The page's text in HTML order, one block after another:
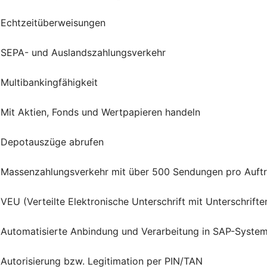
Echtzeitüberweisungen
SEPA- und Auslandszahlungsverkehr
Multibankingfähigkeit
Mit Aktien, Fonds und Wertpapieren handeln
Depotauszüge abrufen
Massenzahlungsverkehr mit über 500 Sendungen pro
VEU (Verteilte Elektronische Unterschrift mit
Automatisierte Anbindung und Verarbeitung in SAP-
Autorisierung bzw. Legitimation per PIN/TAN